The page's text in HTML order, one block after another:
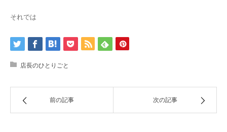
それでは
店長のひとりごと
前の記事 次の記事